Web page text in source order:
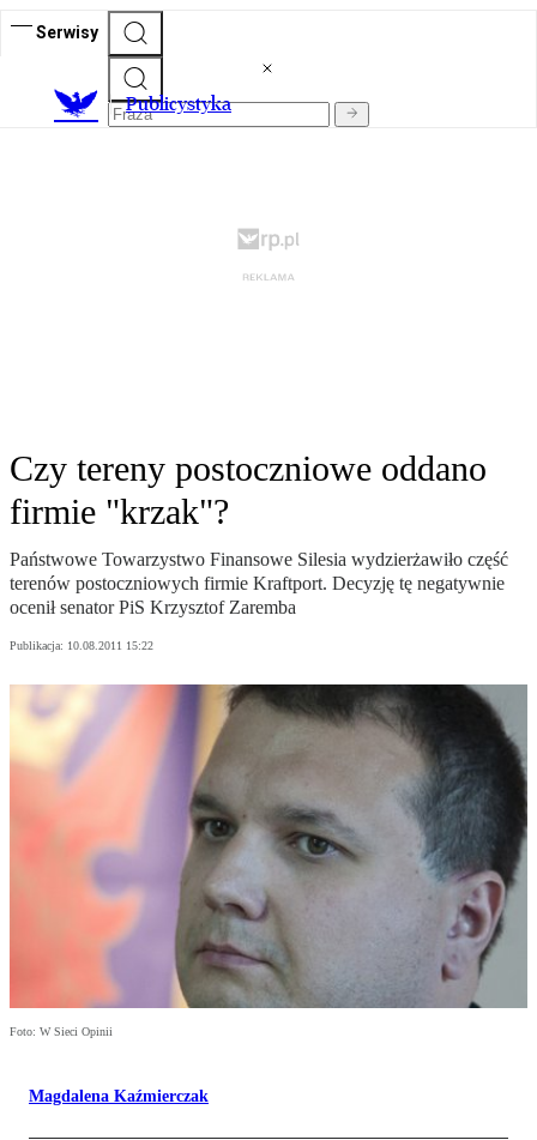
Serwisy
Publicystyka
Czy tereny postoczniowe oddano
firmie "krzak"?
Państwowe Towarzystwo Finansowe Silesia wydzierżawiło część
terenów postoczniowych firmie Kraftport. Decyzję tę negatywnie
ocenił senator PiS Krzysztof Zaremba
Publikacja: 10.08.2011 15:22
Foto: W Sieci Opinii
Magdalena Kaźmierczak